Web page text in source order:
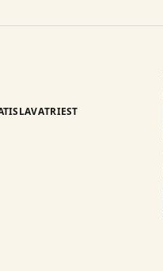
TRIEST